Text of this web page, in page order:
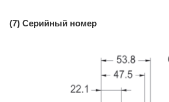
(7) Серийный номер